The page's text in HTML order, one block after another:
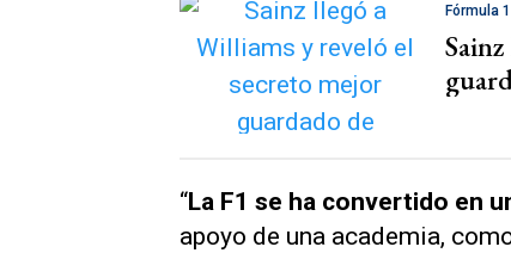
Fórmula 1
“La F1 se ha convertido en
apoyo de una academia,